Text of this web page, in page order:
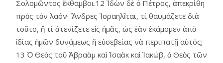
Σολομῶντος ἔκθαμβοι.12 Ἰδὼν δὲ ὁ Πέτρος, ἀπεκρίθη
πρὸς τὸν λαόν· Ἄνδρες Ἰσραηλῖται, τί θαυμάζετε διὰ
τοῦτο, ἤ τί ἀτενίζετε εἰς ἡμᾶς, ὡς ἐὰν ἐκάμομεν ἀπὸ
ἰδίας ἡμῶν δυνάμεως ἤ εὐσεβείας νὰ περιπατῇ αὐτός;
13 Ὁ Θεὸς τοῦ Ἀβραὰμ καὶ Ἰσαὰκ καὶ Ἰακώβ, ὁ Θεὸς τῶν